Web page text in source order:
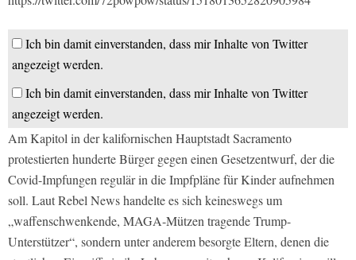
Ich bin damit einverstanden, dass mir Inhalte von Twitter
angezeigt werden.
Ich bin damit einverstanden, dass mir Inhalte von Twitter
angezeigt werden.
Am Kapitol in der kalifornischen Hauptstadt Sacramento
protestierten hunderte Bürger gegen einen Gesetzentwurf, der die
Covid-Impfungen regulär in die Impfpläne für Kinder aufnehmen
soll. Laut Rebel News handelte es sich keineswegs um
„waffenschwenkende, MAGA-Mützen tragende Trump-
Unterstützer“, sondern unter anderem besorgte Eltern, denen die